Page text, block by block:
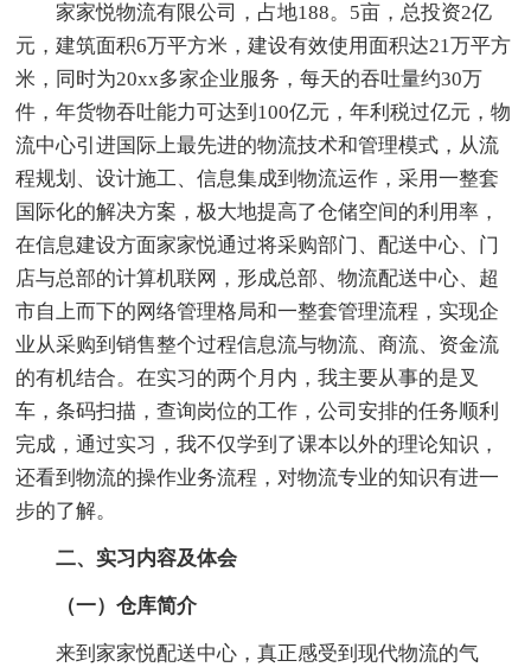
家家悦物流有限公司，占地188。5亩，总投资2亿
元，建筑面积6万平方米，建设有效使用面积达21万平方
米，同时为20xx多家企业服务，每天的吞吐量约30万
件，年货物吞吐能力可达到100亿元，年利税过亿元，物
流中心引进国际上最先进的物流技术和管理模式，从流
程规划、设计施工、信息集成到物流运作，采用一整套
国际化的解决方案，极大地提高了仓储空间的利用率，
在信息建设方面家家悦通过将采购部门、配送中心、门
店与总部的计算机联网，形成总部、物流配送中心、超
市自上而下的网络管理格局和一整套管理流程，实现企
业从采购到销售整个过程信息流与物流、商流、资金流
的有机结合。在实习的两个月内，我主要从事的是叉
车，条码扫描，查询岗位的工作，公司安排的任务顺利
完成，通过实习，我不仅学到了课本以外的理论知识，
还看到物流的操作业务流程，对物流专业的知识有进一
步的了解。
二、实习内容及体会
（一）仓库简介
来到家家悦配送中心，真正感受到现代物流的气